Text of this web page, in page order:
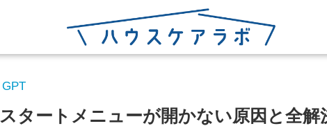
タートメニューが開かない原因と全解